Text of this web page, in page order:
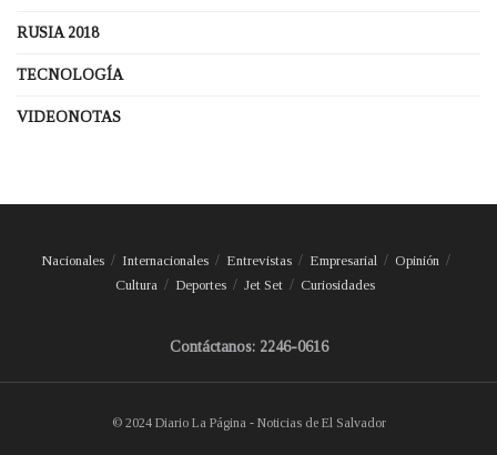
RUSIA 2018
TECNOLOGÍA
VIDEONOTAS
Nacionales Internacionales Entrevistas Empresarial
Opinión
Cultura
Deportes Jet Set Curiosidades
Contáctanos: 2246-0616
© 2024 Diario La Página - Noticias de El Salvador